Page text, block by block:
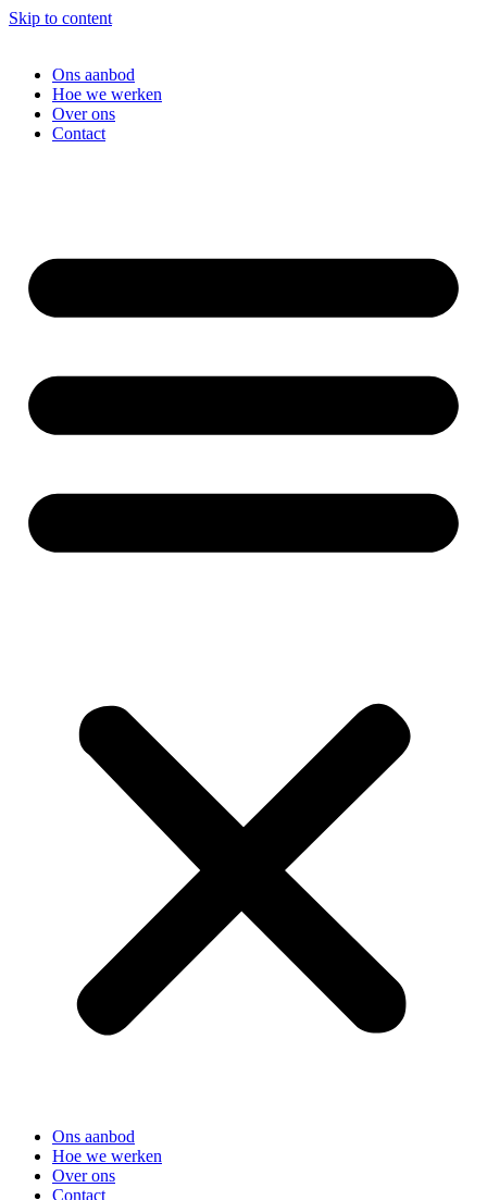
Skip to content
Ons aanbod
Hoe we werken
Over ons
Contact
Ons aanbod
Hoe we werken
Over ons
Contact